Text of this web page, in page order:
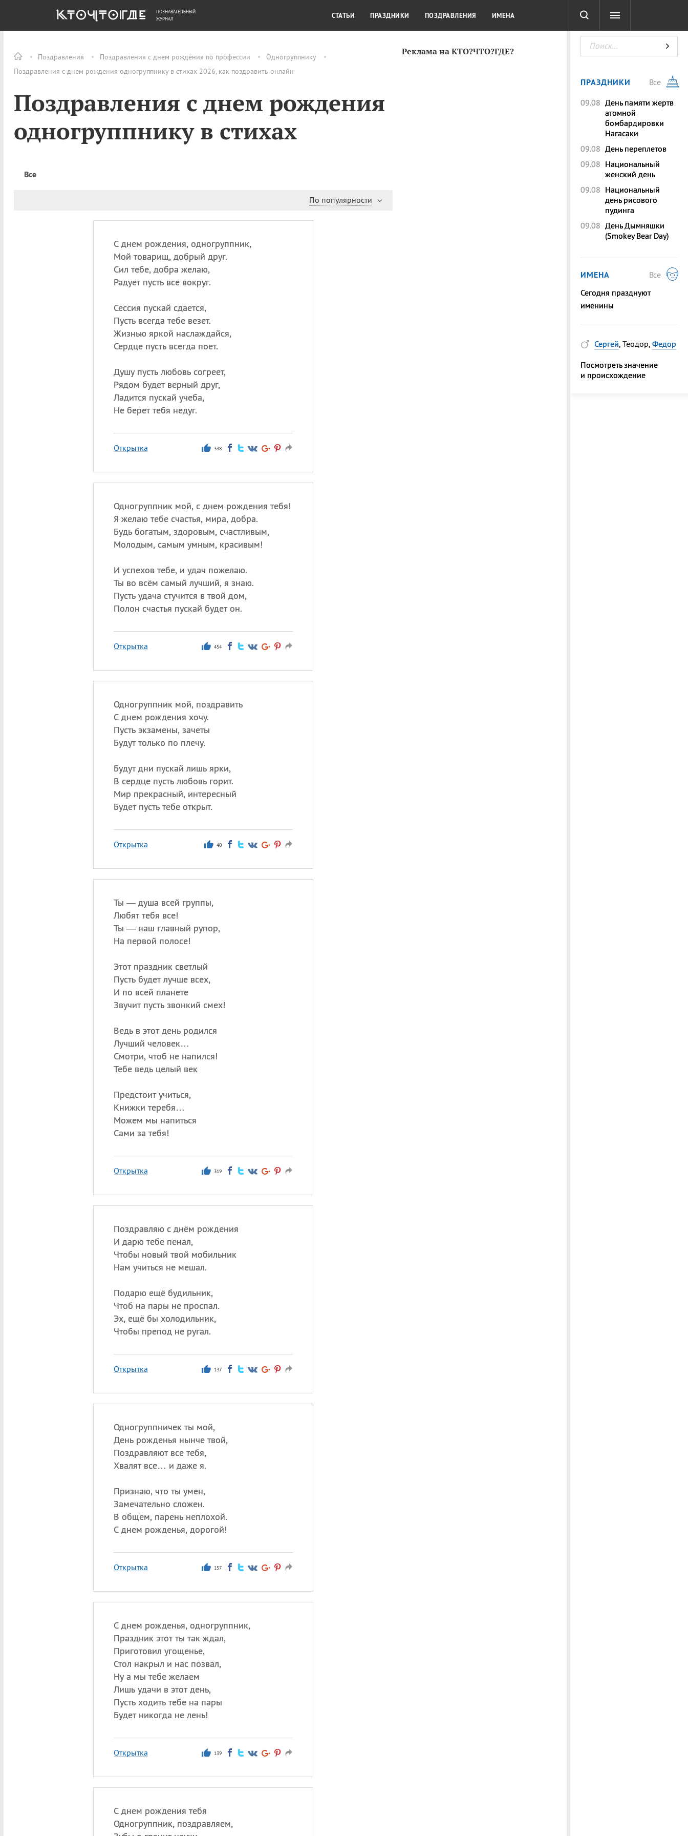
Поздравления Поздравления с днем рождения по профессии
Одногруппнику
Поздравления с днем рождения одногруппнику в стихах 2026, как поздравить онлайн
Поздравления с днем рождения
одногруппнику в стихах
Все
По популярности
С днем рождения, одногруппник,
Мой товарищ, добрый друг.
Сил тебе, добра желаю,
Радует пусть все вокруг.
Сессия пускай сдается,
Пусть всегда тебе везет.
Жизнью яркой наслаждайся,
Сердце пусть всегда поет.
Душу пусть любовь согреет,
Рядом будет верный друг,
Ладится пускай учеба,
Не берет тебя недуг.
Открытка 338
Одногруппник мой, с днем рождения тебя!
Я желаю тебе счастья, мира, добра.
Будь богатым, здоровым, счастливым,
Молодым, самым умным, красивым!
И успехов тебе, и удач пожелаю.
Ты во всём самый лучший, я знаю.
Пусть удача стучится в твой дом,
Полон счастья пускай будет он.
Открытка 454
Одногруппник мой, поздравить
С днем рождения хочу.
Пусть экзамены, зачеты
Будут только по плечу.
Будут дни пускай лишь ярки,
В сердце пусть любовь горит.
Мир прекрасный, интересный
Будет пусть тебе открыт.
Открытка 40
Ты — душа всей группы,
Любят тебя все!
Ты — наш главный рупор,
На первой полосе!
Этот праздник светлый
Пусть будет лучше всех,
И по всей планете
Звучит пусть звонкий смех!
Ведь в этот день родился
Лучший человек…
Смотри, чтоб не напился!
Тебе ведь целый век
Предстоит учиться,
Книжки теребя…
Можем мы напиться
Сами за тебя!
Открытка 319
Поздравляю с днём рождения
И дарю тебе пенал,
Чтобы новый твой мобильник
Нам учиться не мешал.
Подарю ещё будильник,
Чтоб на пары не проспал.
Эх, ещё бы холодильник,
Чтобы препод не ругал.
Открытка 137
Одногруппничек ты мой,
День рожденья нынче твой,
Поздравляют все тебя,
Хвалят все… и даже я.
Признаю, что ты умен,
Замечательно сложен.
В общем, парень неплохой.
С днем рожденья, дорогой!
Открытка 157
С днем рожденья, одногруппник,
Праздник этот ты так ждал,
Приготовил угощенье,
Стол накрыл и нас позвал,
Ну а мы тебе желаем
Лишь удачи в этот день,
Пусть ходить тебе на пары
Будет никогда не лень!
Открытка 139
С днем рождения тебя
Одногруппник, поздравляем,
Реклама на КТО?ЧТО?ГДЕ?
ОБЩЕСТВО ДЕНЬГИ КУЛЬТУРА КРАСОТА ТЕСТЫ
ПОЗНАВАТЕЛЬНЫЙ
ЖУРНАЛ
СТАТЬИ ПРАЗДНИКИ ПОЗДРАВЛЕНИЯ ИМЕНА
ПРАЗДНИКИ
Все
09.08 День памяти жертв
атомной
бомбардировки
Нагасаки
09.08 День переплетов
09.08 Национальный
женский день
09.08 Национальный
день рисового
пудинга
09.08 День Дымняшки
(Smokey Bear Day)
ИМЕНА
Все
Сегодня празднуют
именины
Сергей, Теодор, Федор
Посмотреть значение
и происхождение